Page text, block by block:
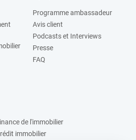
Programme ambassadeur
Avis client
Podcasts et Interviews
Presse
FAQ
de l'immobilier
immobilier